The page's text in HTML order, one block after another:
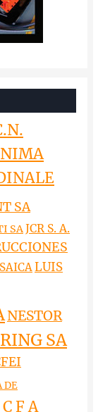
SA
SAJCR S. A.
LUIS
NESTOR
SA
DE
F A